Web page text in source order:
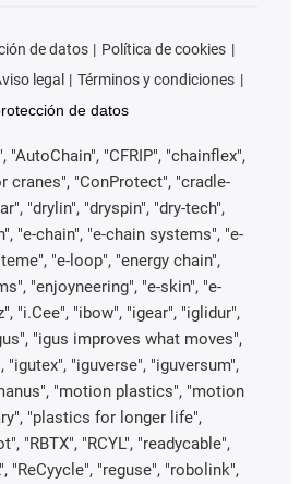
de datos
Política de cookies
legal
Términos y condiciones
de datos
"CFRIP", "chainflex",
cranes", "ConProtect", "cradle-
"drylin", "dryspin", "dry-tech",
"e-chain", "e-chain systems", "e-
"e-loop", "energy chain",
"enjoyneering", "e-skin", "e-
"i.Cee", "ibow", "igear", "iglidur",
"igus improves what moves",
"igutex", "iguverse", "iguversum",
"motion plastics", "motion
"plastics for longer life",
"RBTX", "RCYL", "readycable",
"ReCyycle", "reguse", "robolink",